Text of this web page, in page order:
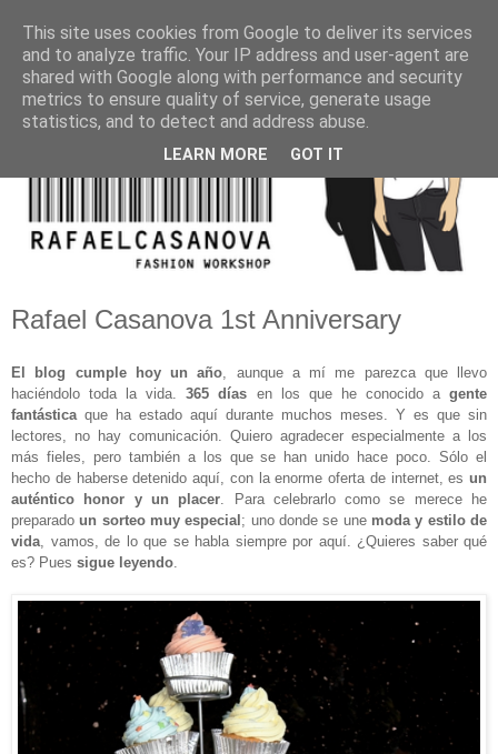
Rafael Casanova 1st Anniversary
El blog cumple hoy un año , aunque a mí me parezca que llevo
haciéndolo toda la vida.365 días en los que he conocido agente
fantástica que ha estado aquí durante muchos meses. Y es que sin
lectores, no hay comunicación. Quiero agradecer especialmente a los
más fieles, pero también a los que se han unido hace poco. Sólo el
hecho de haberse detenido aquí, con la enorme oferta de internet, es un
auténtico honor y un placer . Para celebrarlo como se merece he
preparadoun sorteo muy especial ; uno donde se une moda y estilo de
vida , vamos, de lo que se habla siempre por aquí. ¿Quieres saber qué
es? Pues sigue leyendo
This site uses cookies from Google to deliver its services
and to analyze traffic. Your IP address and user-agent are
shared with Google along with performance and security
metrics to ensure quality of service, generate usage
statistics, and to detect and address abuse.
LEARN MORE GOT IT